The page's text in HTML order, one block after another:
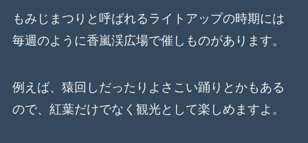
もみじまつりと呼ばれるライトアップの時期には
毎週のように香嵐渓広場で催しものがあります。
例えば、猿回しだったりよさこい踊りとかもある
ので、紅葉だけでなく観光として楽しめますよ。